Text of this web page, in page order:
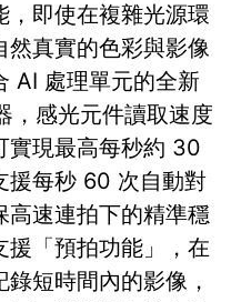
，即使在複雜光源環
然真實的色彩與影像
AI 處理單元的全新
，感光元件讀取速度
實現最高每秒約 30
援每秒 60 次自動對
高速連拍下的精準穩
援「預拍功能」，在
短時間內的影像，